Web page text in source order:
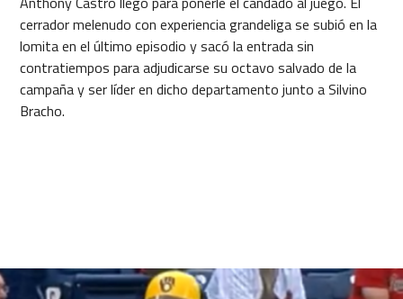
cerrador melenudo con experiencia grandeliga se subió en la
lomita en el último episodio y sacó la entrada sin
contratiempos para adjudicarse su octavo salvado de la
campaña y ser líder en dicho departamento junto a Silvino
Bracho.